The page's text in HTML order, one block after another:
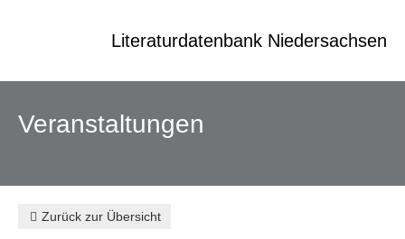
Literaturdatenbank Niedersachsen
Landgang
Veranstaltungen
Zurück zur Übersicht